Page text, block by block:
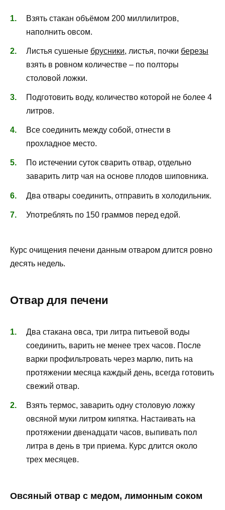
Взять стакан объёмом 200 миллилитров,
наполнить овсом.
Листья сушеные брусники, листья, почки березы
взять в ровном количестве – по полторы
столовой ложки.
Подготовить воду, количество которой не более 4
литров.
Все соединить между собой, отнести в
прохладное место.
По истечении суток сварить отвар, отдельно
заварить литр чая на основе плодов шиповника.
Два отвары соединить, отправить в холодильник.
Употреблять по 150 граммов перед едой.
Курс очищения печени данным отваром длится ровно
десять недель.
Отвар для печени
Два стакана овса, три литра питьевой воды
соединить, варить не менее трех часов. После
варки профильтровать через марлю, пить на
протяжении месяца каждый день, всегда готовить
свежий отвар.
Взять термос, заварить одну столовую ложку
овсяной муки литром кипятка. Настаивать на
протяжении двенадцати часов, выпивать пол
литра в день в три приема. Курс длится около
трех месяцев.
Овсяный отвар с медом, лимонным соком